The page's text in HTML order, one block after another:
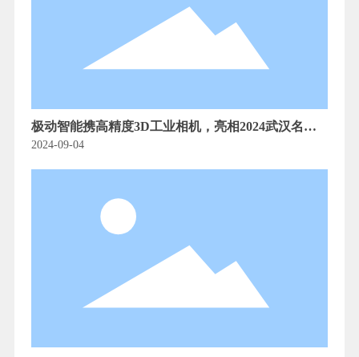
极动智能携高精度3D工业相机，亮相2024武汉名优
制造产品（无锡）展销会
2024-09-04